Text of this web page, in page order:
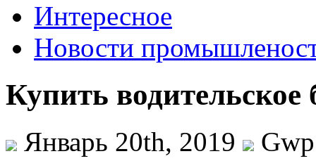
Интересное
Новости
Купить водительское
Январь 20th, 2019
Gwp